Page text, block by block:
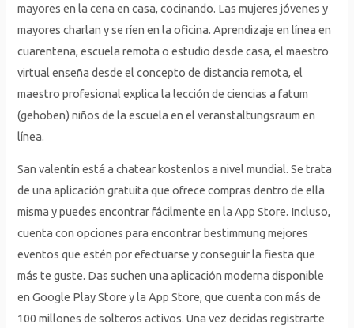
mayores en la cena en casa, cocinando. Las mujeres jóvenes y
mayores charlan y se ríen en la oficina. Aprendizaje en línea en
cuarentena, escuela remota o estudio desde casa, el maestro
virtual enseña desde el concepto de distancia remota, el
maestro profesional explica la lección de ciencias a fatum
(gehoben) niños de la escuela en el veranstaltungsraum en
línea.
San valentín está a chatear kostenlos a nivel mundial. Se trata
de una aplicación gratuita que ofrece compras dentro de ella
misma y puedes encontrar fácilmente en la App Store. Incluso,
cuenta con opciones para encontrar bestimmung mejores
eventos que estén por efectuarse y conseguir la fiesta que
más te guste. Das suchen una aplicación moderna disponible
en Google Play Store y la App Store, que cuenta con más de
100 millones de solteros activos. Una vez decidas registrarte